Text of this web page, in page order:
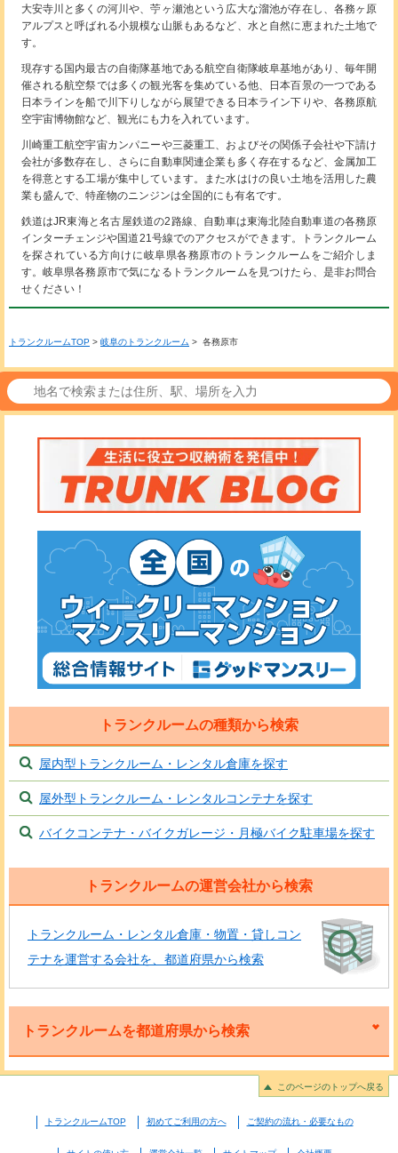
大安寺川と多くの河川や、苧ヶ瀬池という広大な溜池が存在し、各務ヶ原
アルプスと呼ばれる小規模な山脈もあるなど、水と自然に恵まれた土地で
す。
現存する国内最古の自衛隊基地である航空自衛隊岐阜基地があり、毎年開
催される航空祭では多くの観光客を集めている他、日本百景の一つである
日本ラインを船で川下りしながら展望できる日本ライン下りや、各務原航
空宇宙博物館など、観光にも力を入れています。
川崎重工航空宇宙カンパニーや三菱重工、およびその関係子会社や下請け
会社が多数存在し、さらに自動車関連企業も多く存在するなど、金属加工
を得意とする工場が集中しています。また水はけの良い土地を活用した農
業も盛んで、特産物のニンジンは全国的にも有名です。
鉄道はJR東海と名古屋鉄道の2路線、自動車は東海北陸自動車道の各務原
インターチェンジや国道21号線でのアクセスができます。トランクルーム
を探されている方向けに岐阜県各務原市のトランクルームをご紹介しま
す。岐阜県各務原市で気になるトランクルームを見つけたら、是非お問合
せください！
トランクルームTOP > 岐阜のトランクルーム > 各務原市
トランクルームの種類から検索
屋内型トランクルーム・レンタル倉庫を探す
屋外型トランクルーム・レンタルコンテナを探す
バイクコンテナ・バイクガレージ・月極バイク駐車場を探す
トランクルームの運営会社から検索
トランクルーム・レンタル倉庫・物置・貸しコン
テナを運営する会社を、都道府県から検索
トランクルームを都道府県から検索
このページのトップへ戻る
トランクルームTOP 初めてご利用の方へ ご契約の流れ・必要なもの